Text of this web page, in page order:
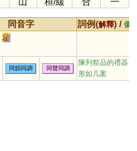
同音字 詞例(解釋) / 備
雚
同韻同調 同聲同調
陳列祭品的禮器，
形如几案